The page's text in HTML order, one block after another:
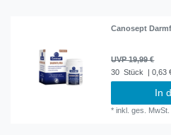
Canosept
UVP 19,99 €
30 Stück | 0,63
In
*inkl. ges. MwSt.